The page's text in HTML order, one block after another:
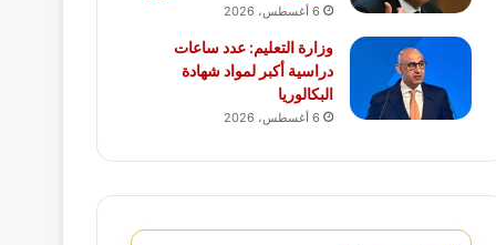
6 أغسطس، 2026
وزارة التعليم: عدد ساعات
دراسية أكبر لمواد شهادة
البكالوريا
6 أغسطس، 2026